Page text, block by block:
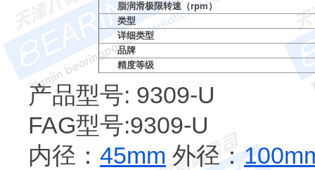
脂润滑极限转速（rpm）
类型
详细类型
品牌
精度等级
产品型号: 9309-U
FAG型号:9309-U
内径： 45mm 外径：